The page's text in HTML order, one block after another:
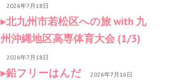
2026年7月18日
北九州市若松区への旅 with 九
州沖縄地区高専体育大会 (1/3)
2026年7月18日
鉛フリーはんだ 2026年7月16日